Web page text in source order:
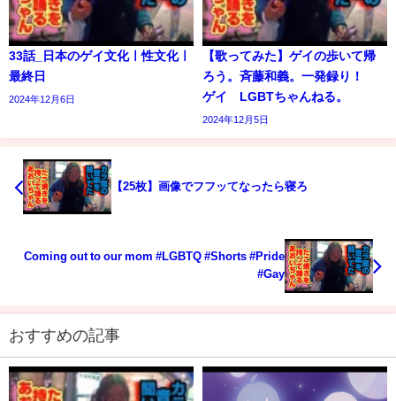
33話_日本のゲイ文化ㅣ性文化ㅣ
最終日
2024年12月6日
【歌ってみた】ゲイの歩いて帰
ろう。斉藤和義。一発録り！
ゲイ LGBTちゃんねる。
2024年12月5日
【25枚】画像でフフッてなったら寝ろ
Coming out to our mom #LGBTQ #Shorts #Pride
#Gay
おすすめの記事